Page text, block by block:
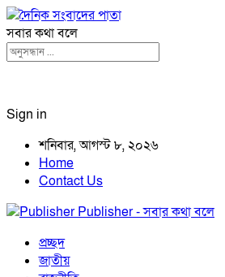
সবার কথা বলে
Sign in
শনিবার, আগস্ট ৮, ২০২৬
Home
Contact Us
Publisher - সবার কথা বলে
প্রচ্ছদ
জাতীয়